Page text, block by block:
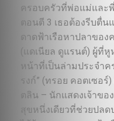
ครอบครัวที่พ่อแม่และ
ตอนตี 3 เธอต้องรีบตื่
ดาดฟ้าเรือหาปลาขอ
(แดเนียล ดูแรนต์) ผู้ที่
หน้าที่เป็นล่ามประจำ
รงก์” (ทรอย คอตเซอ
ตลิน – นักแสดงเจ้าข
สุขหนึ่งเดียวที่ช่วยปล